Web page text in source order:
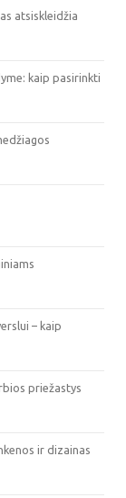
atsiskleidžia
kaip pasirinkti
– kaip
priežastys
ir dizainas